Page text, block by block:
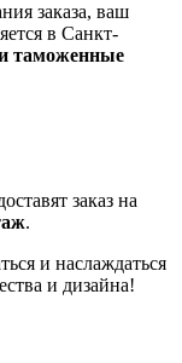
заказа, ваш
в Санкт-
таможенные
заказ на
.
и наслаждаться
и дизайна!